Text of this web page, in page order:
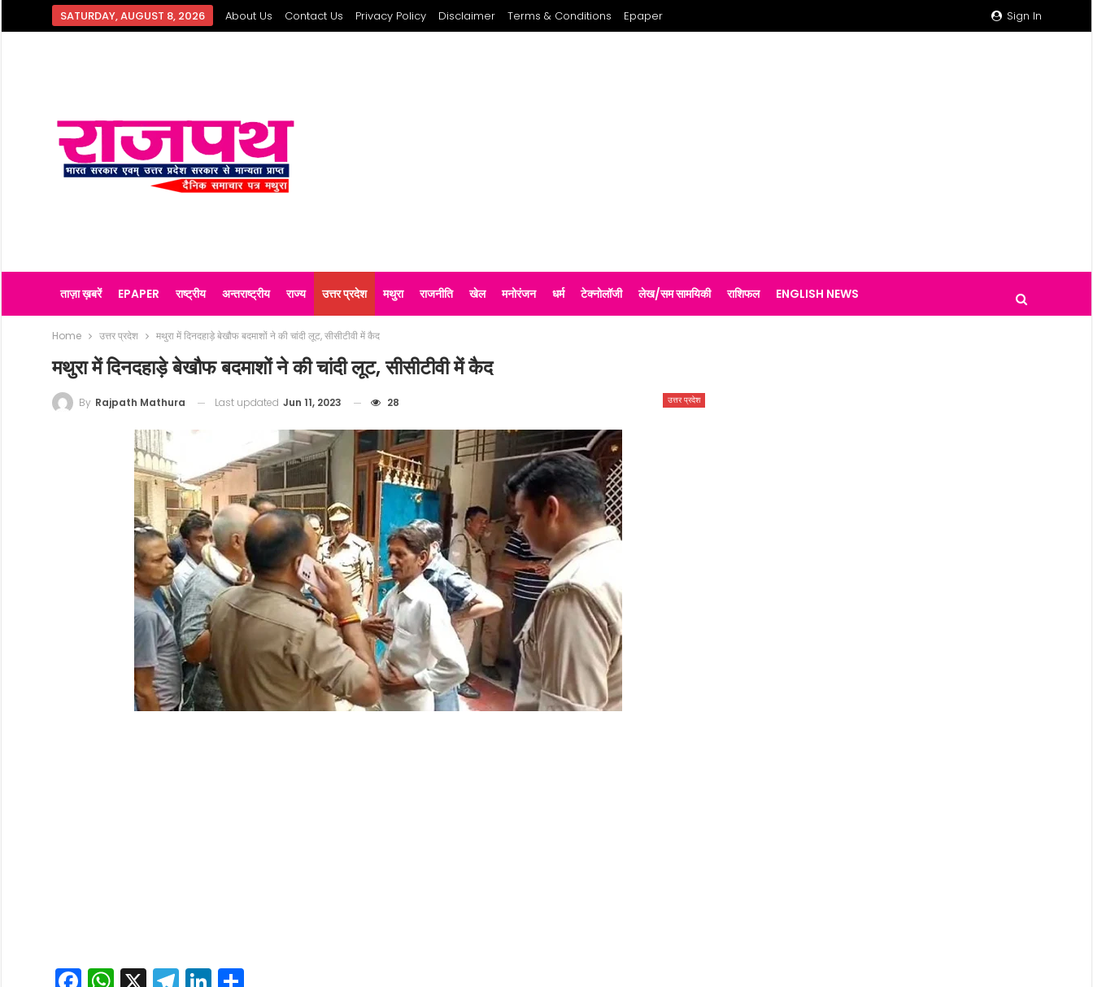
Sign In
SATURDAY, AUGUST 8, 2026 About Us Contact Us Privacy Policy Disclaimer Terms & Conditions Epaper
ताज़ा ख़बरें EPAPER राष्ट्रीय अन्तराष्ट्रीय राज्य उत्तर प्रदेश मथुरा राजनीति खेल मनोरंजन धर्म टेक्नोलॉजी लेख/सम सामयिकी राशिफल ENGLISH NEWS
Home उत्तर प्रदेश मथुरा में दिनदहाड़े बेखौफ बदमाशों ने की चांदी लूट, सीसीटीवी में कैद
मथुरा में दिनदहाड़े बेखौफ बदमाशों ने की चांदी लूट, सीसीटीवी में कैद
उत्तर प्रदेश
By Rajpath Mathura Last updated Jun 11, 2023 28